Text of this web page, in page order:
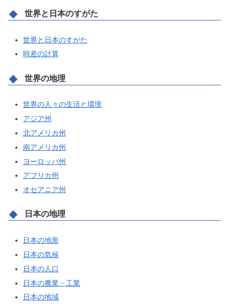
世界と日本のすがた
世界と日本のすがた
時差の計算
世界の地理
世界の人々の生活と環境
アジア州
北アメリカ州
南アメリカ州
ヨーロッパ州
アフリカ州
オセアニア州
日本の地理
日本の地形
日本の気候
日本の人口
日本の農業・工業
日本の地域